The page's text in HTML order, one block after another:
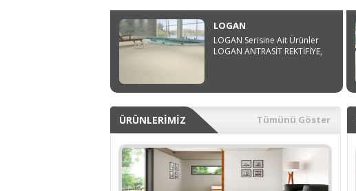
LOGAN
LOGAN Serisine Ait Ürünler
LOGAN ANTRASİT REKTİFİYE,
ÜRÜNLERİMİZ Tümünü Göster